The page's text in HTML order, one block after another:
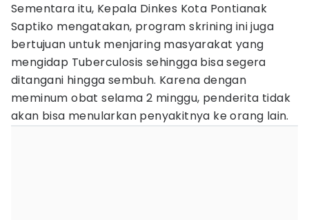
Sementara itu, Kepala Dinkes Kota Pontianak
Saptiko mengatakan, program skrining ini juga
bertujuan untuk menjaring masyarakat yang
mengidap Tuberculosis sehingga bisa segera
ditangani hingga sembuh. Karena dengan
meminum obat selama 2 minggu, penderita tidak
akan bisa menularkan penyakitnya ke orang lain.